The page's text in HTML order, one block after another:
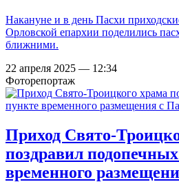
Накануне и в день Пасхи
Орловской епархии поделились
ближними.
22 апреля 2025 — 12:34
Фоторепортаж
Приход Свято-
поздравил
временного